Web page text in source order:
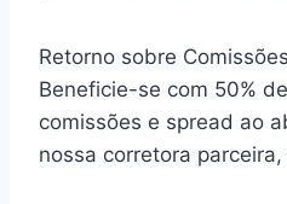
Retorno sobre Comissões
Beneficie-se com 50%
comissões e spread ao
nossa corretora parceira,